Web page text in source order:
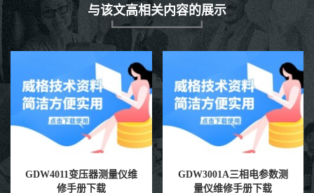
与该文高相关内容的展示
GDW4011变压器测量仪维
修手册下载
GDW3001A三相电参数测
量仪维修手册下载